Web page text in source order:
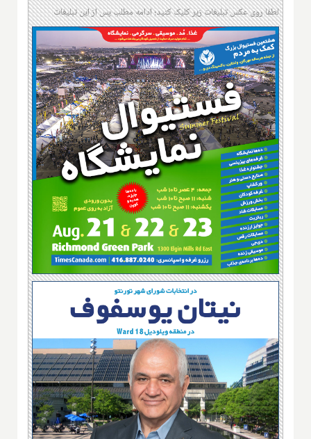
لطفا روی عکس تبلیغات زیر کلیک کنید؛ ادامه مطلب پس از این تبلیغات